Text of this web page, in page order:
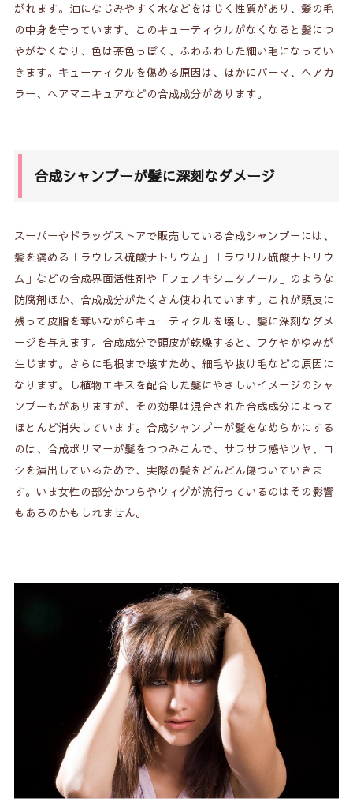
がれます。油になじみやすく水などをはじく性質があり、髪の毛
の中身を守っています。このキューティクルがなくなると髪につ
やがなくなり、色は茶色っぽく、ふわふわした細い毛になってい
きます。キューティクルを傷める原因は、ほかにパーマ、ヘアカ
ラー、ヘアマニキュアなどの合成成分があります。
合成シャンプーが髪に深刻なダメージ
スーパーやドラッグストアで販売している合成シャンプーには、
髪を痛める「ラウレス硫酸ナトリウム」「ラウリル硫酸ナトリウ
ム」などの合成界面活性剤や「フェノキシエタノール」のような
防腐剤ほか、合成成分がたくさん使われています。これが頭皮に
残って皮脂を奪いながらキューティクルを壊し、髪に深刻なダメ
ージを与えます。合成成分で頭皮が乾燥すると、フケやかゆみが
生じます。さらに毛根まで壊すため、細毛や抜け毛などの原因に
なります。し植物エキスを配合した髪にやさしいイメージのシャ
ンプーもがありますが、その効果は混合された合成成分によって
ほとんど消失しています。合成シャンプーが髪をなめらかにする
のは、合成ポリマーが髪をつつみこんで、サラサラ感やツヤ、コ
シを演出しているためで、実際の髪をどんどん傷ついていきま
す。いま女性の部分かつらやウィグが流行っているのはその影響
もあるのかもしれません。